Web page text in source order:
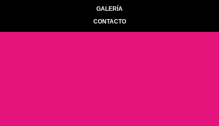
GALERÍA
CONTACTO